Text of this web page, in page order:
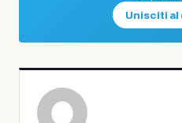
Unisciti al